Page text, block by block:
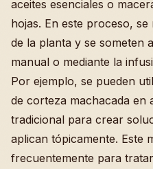
aceites esenciales o
hojas. En este proceso,
de la planta y se someten
manual o mediante la
Por ejemplo, se pueden
de corteza machacada en
tradicional para crear
aplican tópicamente. Este
frecuentemente para